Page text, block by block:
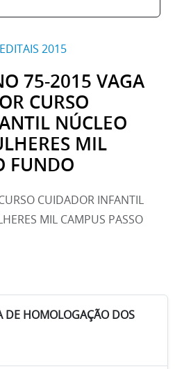
EDITAIS 2015
75-2015 VAGA
CURSO
NÚCLEO
MIL
FUNDO
CUIDADOR INFANTIL
MIL CAMPUS PASSO
DE HOMOLOGAÇÃO DOS